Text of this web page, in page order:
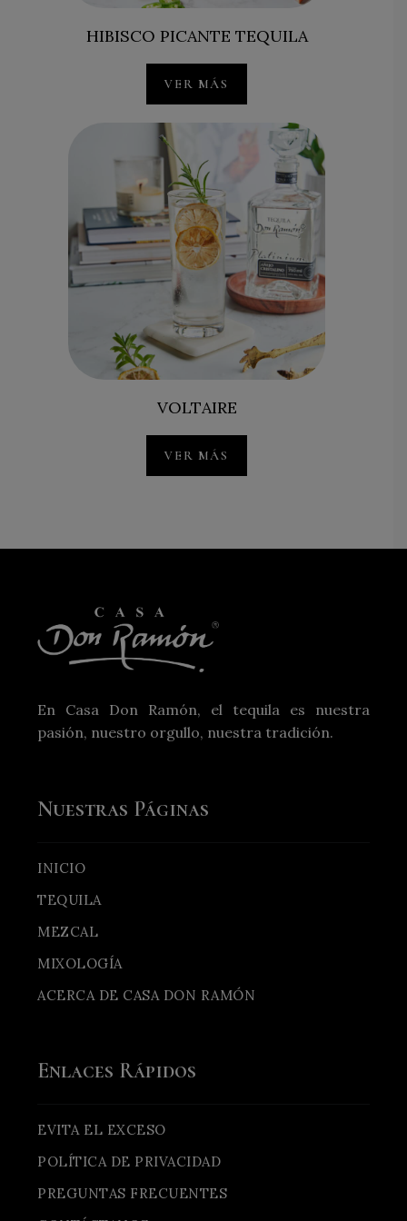
HIBISCO PICANTE TEQUILA
VER MÁS
VOLTAIRE
VER MÁS
En Casa Don Ramón, el tequila es nuestra
pasión, nuestro orgullo, nuestra tradición.
Nuestras Páginas
INICIO
TEQUILA
MEZCAL
MIXOLOGÍA
ACERCA DE CASA DON RAMÓN
Enlaces Rápidos
EVITA EL EXCESO
POLÍTICA DE PRIVACIDAD
PREGUNTAS FRECUENTES